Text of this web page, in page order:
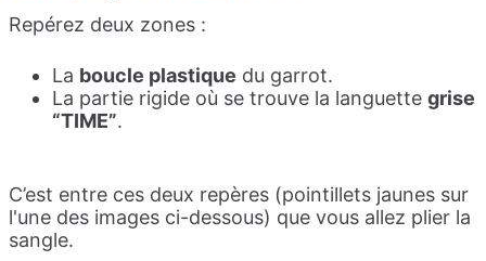
Repérez deux zones :
La boucle plastique du garrot.
La partie rigide où se trouve la languette grise
“TIME”.
C’est entre ces deux repères (pointillets jaunes sur
l'une des images ci-dessous) que vous allez plier la
sangle.